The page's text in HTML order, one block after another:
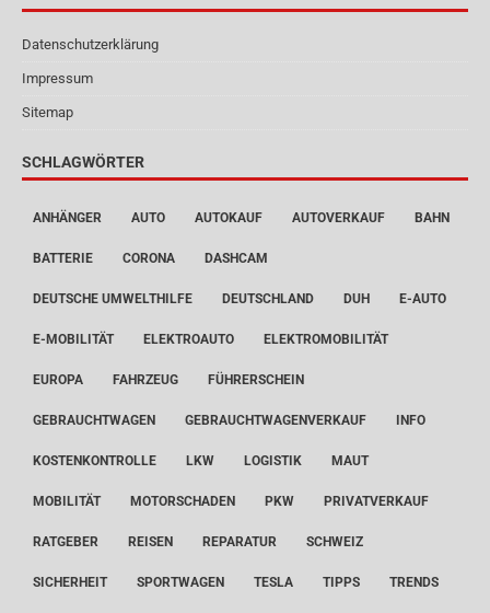
Datenschutzerklärung
Impressum
Sitemap
SCHLAGWÖRTER
ANHÄNGER AUTO AUTOKAUF AUTOVERKAUF BAHN
BATTERIE CORONA DASHCAM
DEUTSCHE UMWELTHILFE DEUTSCHLAND DUH E-AUTO
E-MOBILITÄT ELEKTROAUTO ELEKTROMOBILITÄT
EUROPA FAHRZEUG FÜHRERSCHEIN
GEBRAUCHTWAGEN GEBRAUCHTWAGENVERKAUF INFO
KOSTENKONTROLLE LKW LOGISTIK MAUT
MOBILITÄT MOTORSCHADEN PKW PRIVATVERKAUF
RATGEBER REISEN REPARATUR SCHWEIZ
SICHERHEIT SPORTWAGEN TESLA TIPPS TRENDS